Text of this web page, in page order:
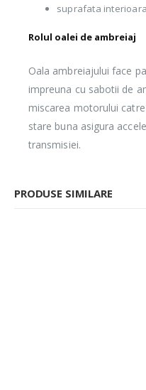
suprafata
Rolul oalei de ambreiaj
Oala ambreiajului face
impreuna cu sabotii de
miscarea motorului
stare buna asigura
transmisiei.
PRODUSE SIMILARE